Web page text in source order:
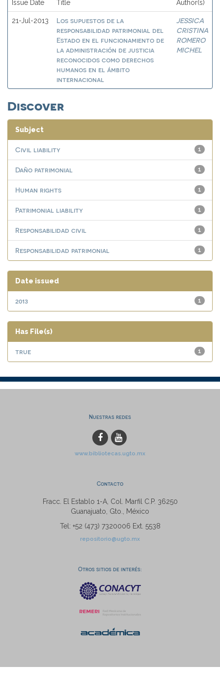
Issue Date Title Author(s)
21-Jul-2013
Los supuestos de la
responsabilidad patrimonial del
Estado en el funcionamiento de
la administración de justicia
reconocidos como derechos
humanos en el ámbito
internacional
JESSICA
CRISTINA
ROMERO
MICHEL
Discover
Subject
1
Civil liability
1
Daño patrimonial
1
Human rights
1
Patrimonial liability
1
Responsabilidad civil
1
Responsabilidad patrimonial
Date issued
1
2013
Has File(s)
1
true
Nuestras redes
www.bibliotecas.ugto.mx
Contacto
Fracc. El Establo 1-A, Col. Marfil C.P. 36250
Guanajuato, Gto., México
Tel: +52 (473) 7320006 Ext. 5538
repositorio@ugto.mx
Otros sitios de interés: